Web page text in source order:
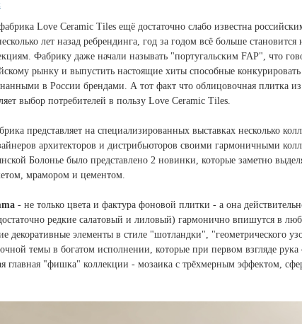
Love Ceramic Tiles ещё достаточно слабо известна
лет назад ребрендинга, год за годом всё больше
Фабрику даже начали называть "португальским FAP", что
рынку и выпустить настоящие хиты способные
в России брендами. А тот факт что облицовочная плитка
выбор потребителей в пользу Love Ceramic Tiles.
представляет на специализированных выставках несколько
архитекторов и дистрибьюторов своими гармоничными
Болонье было представлено 2 новинки, которые заметно
мрамором и цементом.
- не только цвета и фактура фоновой плитки - а она
редкие салатовый и лиловый) гармонично впишутся в
декоративные элементы в стиле "шотландки", "геометрического
темы в богатом исполнении, которые при первом взгляде рука
главная "фишка" коллекции - мозаика с трёхмерным эффектом,